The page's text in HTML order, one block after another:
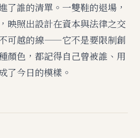
了誰的清單。一雙鞋的退場，
映照出設計在資本與法律之交
可越的線——它不是要限制創
顏色，都記得自己曾被誰、用
了今日的模樣。